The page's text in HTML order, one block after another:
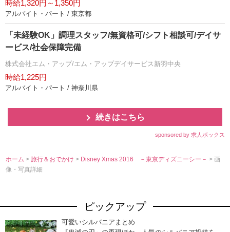
時給1,320円～1,350円
アルバイト・パート / 東京都
「未経験OK」調理スタッフ/無資格可/シフト相談可/デイサ
ービス/社会保障完備
株式会社エム・アップ/エム・アップデイサービス新羽中央
時給1,225円
アルバイト・パート / 神奈川県
続きはこちら
sponsored by 求人ボックス
ホーム >旅行＆おでかけ> Disney Xmas 2016 －東京ディズニーシー－> 画
像・写真詳細
ピックアップ
可愛いシルバニアまとめ